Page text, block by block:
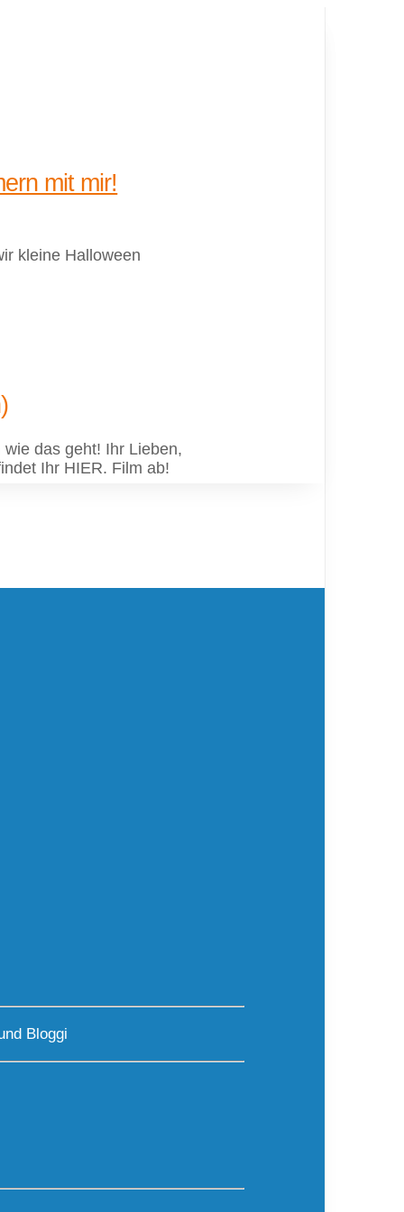
mit mir!
kleine Halloween
das geht! Ihr Lieben,
Ihr HIER. Film ab!
Bloggi